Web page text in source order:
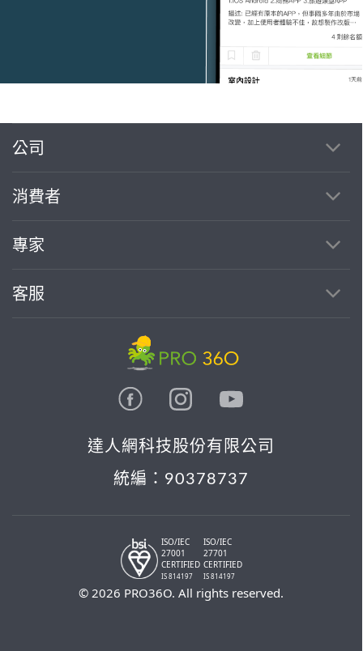
公司
消費者
專家
客服
達人網科技股份有限公司
統編：90378737
ISO/IEC
27001
CERTIFIED
IS 814197
ISO/IEC
27701
CERTIFIED
IS 814197
© 2026 PRO36O. All rights reserved.
繼續完成